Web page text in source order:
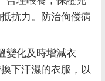
抗力。防治佝偻病
化及時增減衣
下汗濕的衣服，以